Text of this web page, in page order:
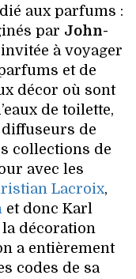
aux parfums :
par John-
à voyager
et de
décor où sont
de toilette,
de
collections de
avec les
Lacroix,
et donc Karl
décoration
a entièrement
codes de sa